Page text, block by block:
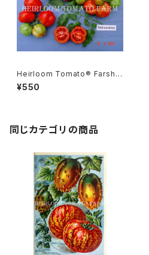
Heirloom Tomato® Farshyr
ovotchnyi エアルーム・トマ
ト・ファルシュロヴォテキニィ
¥550
同じカテゴリの商品